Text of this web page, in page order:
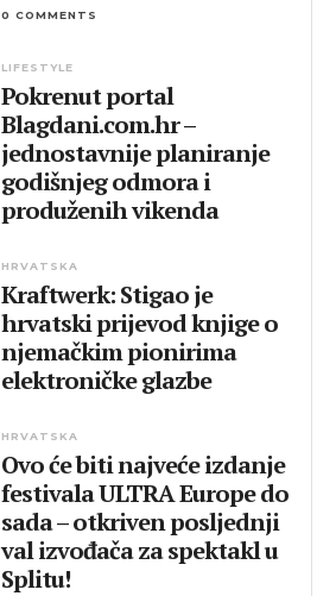
0 COMMENTS
LIFESTYLE
Pokrenut portal
Blagdani.com.hr –
jednostavnije planiranje
godišnjeg odmora i
produženih vikenda
HRVATSKA
Kraftwerk: Stigao je
hrvatski prijevod knjige o
njemačkim pionirima
elektroničke glazbe
HRVATSKA
Ovo će biti najveće izdanje
festivala ULTRA Europe do
sada – otkriven posljednji
val izvođača za spektakl u
Splitu!